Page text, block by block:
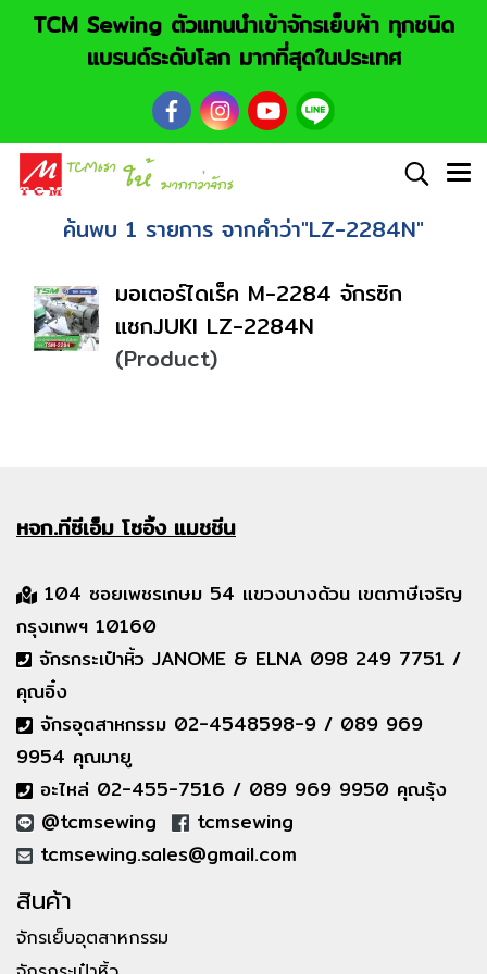
TCM Sewing ตัวแทนนำเข้าจักรเย็บผ้า ทุกชนิด
แบรนด์ระดับโลก มากที่สุดในประเทศ
ค้นพบ 1 รายการ จากคำว่า"LZ-2284N"
มอเตอร์ไดเร็ค M-2284 จักรซิก
แซกJUKI LZ-2284N
(Product)
หจก.ทีซีเอ็มโซอิ้ง แมชชีน
104 ซอยเพชรเกษม 54 แขวงบางด้วน เขตภาษีเจริญ
กรุงเทพฯ 10160
จักรกระเป๋าหิ้ว JANOME & ELNA 098 249 7751 /
คุณอิ๋ง
จักรอุตสาหกรรม 02-4548598-9 / 089 969
9954 คุณมายู
อะไหล่ 02-455-7516 / 089 969 9950 คุณรุ้ง
@tcmsewing
tcmsewing
tcmsewing.sales@gmail.com
สินค้า
จักรเย็บอุตสาหกรรม